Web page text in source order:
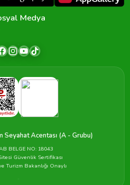
Medya
Seyahat Acentası (A - Grubu)
BELGE NO: 18043
Güvenlik Sertifikası
Turizm Bakanlığı Onaylı